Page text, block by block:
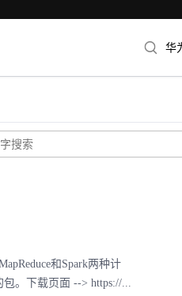
华
和Spark两种计
包。下载页面 --> https://...